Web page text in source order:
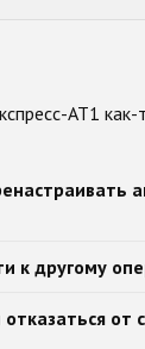
АТ1 как-
к другому
от